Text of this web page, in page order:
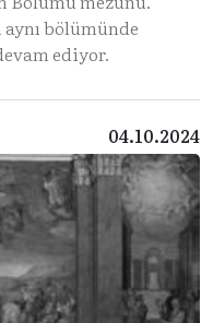
bölümünde
ediyor.
04.10.2024